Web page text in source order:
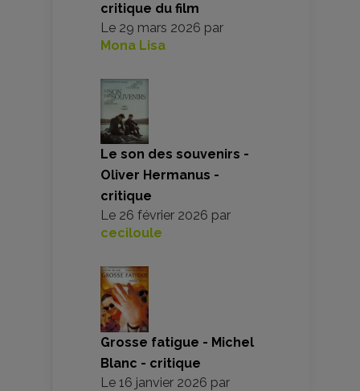
critique du film
Le 29 mars 2026 par
Mona Lisa
Le son des souvenirs -
Oliver Hermanus -
critique
Le 26 février 2026 par
ceciloule
Grosse fatigue - Michel
Blanc - critique
Le 16 janvier 2026 par